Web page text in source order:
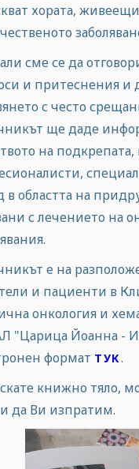
хората,
сме се да
и притеснения и
с често
ще даде
на
в областта на
с лечението на
е на
и пациенти в
онкология и
"Царица Йоанна -
формат ТУК.
книжно тяло,
да Ви изпратим.